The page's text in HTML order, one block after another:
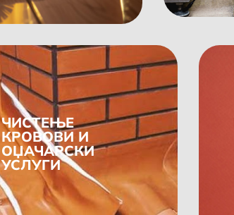
ЧИСТЕЊЕ
КРОВОВИ И
ОЏАЧАРСКИ
УСЛУГИ